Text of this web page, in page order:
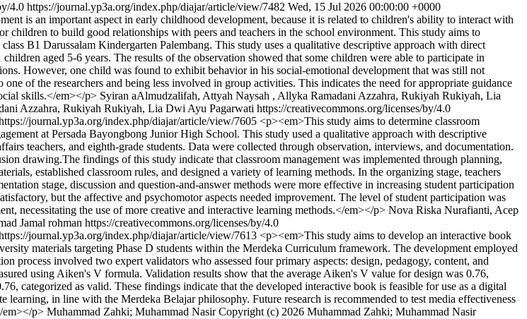
4.0 https://journal.yp3a.org/index.php/diajar/article/view/7482 Wed, 15 Jul 2026 00:00:00 +0000
is an important aspect in early childhood development, because it is related to children's ability to interact with
to build good relationships with peers and teachers in the school environment. This study aims to
B1 Darussalam Kindergarten Palembang. This study uses a qualitative descriptive approach with direct
aged 5-6 years. The results of the observation showed that some children were able to participate in
However, one child was found to exhibit behavior in his social-emotional development that was still not
of the researchers and being less involved in group activities. This indicates the need for appropriate guidance
skills.</em></p> Syiran aAlmudzalifah, Attyah Naysah , Allyka Ramadani Azzahra, Rukiyah Rukiyah, Lia
Azzahra, Rukiyah Rukiyah, Lia Dwi Ayu Pagarwati https://creativecommons.org/licenses/by/4.0
journal.yp3a.org/index.php/diajar/article/view/7605 <p><em>This study aims to determine classroom
at Persada Bayongbong Junior High School. This study used a qualitative approach with descriptive
teachers, and eighth-grade students. Data were collected through observation, interviews, and documentation.
drawing.The findings of this study indicate that classroom management was implemented through planning,
established classroom rules, and designed a variety of learning methods. In the organizing stage, teachers
stage, discussion and question-and-answer methods were more effective in increasing student participation
but the affective and psychomotor aspects needed improvement. The level of student participation was
necessitating the use of more creative and interactive learning methods.</em></p> Nova Riska Nurafianti, Acep
Jamal rohman https://creativecommons.org/licenses/by/4.0
journal.yp3a.org/index.php/diajar/article/view/7613 <p><em>This study aims to develop an interactive book
materials targeting Phase D students within the Merdeka Curriculum framework. The development employed
involved two expert validators who assessed four primary aspects: design, pedagogy, content, and
using Aiken's V formula. Validation results show that the average Aiken's V value for design was 0.76,
categorized as valid. These findings indicate that the developed interactive book is feasible for use as a digital
in line with the Merdeka Belajar philosophy. Future research is recommended to test media effectiveness
em></p> Muhammad Zahki; Muhammad Nasir Copyright (c) 2026 Muhammad Zahki; Muhammad Nasir